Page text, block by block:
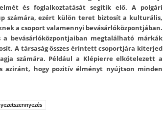
és foglalkoztatását segítik elő. A polgári
számára, ezért külön teret biztosít a kulturális,
a csoport valamennyi bevásárlóközpontjában.
bevásárlóközpontjaiban megtalálható márkák
A társaság összes érintett csoportjára kiterjed
számára. Például a Klépierre elkötelezett a
aziránt, hogy pozitív élményt nyújtson minden